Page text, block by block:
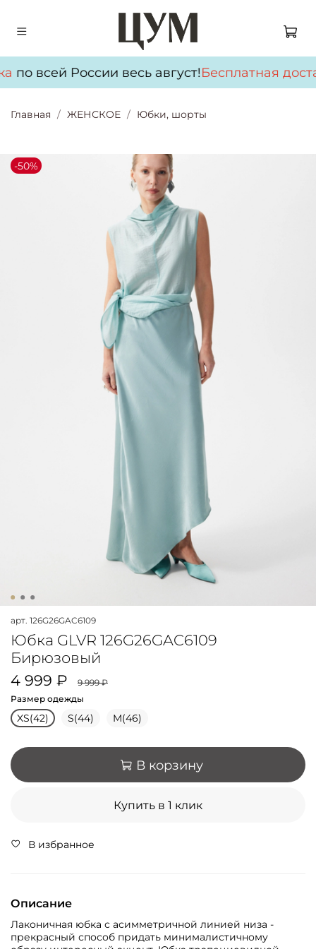
по всей России весь август!Бесплатная
Главная ЖЕНСКОЕ Юбки, шорты
-50%
арт. 126G26GAC6109
Юбка GLVR 126G26GAC6109
Бирюзовый
4 999 ₽
9 999 ₽
Размер одежды
XS(42) S(44) M(46)
В корзину
Купить в 1 клик
В избранное
Описание
Лаконичная юбка с асимметричной линией низа -
прекрасный способ придать минималистичному